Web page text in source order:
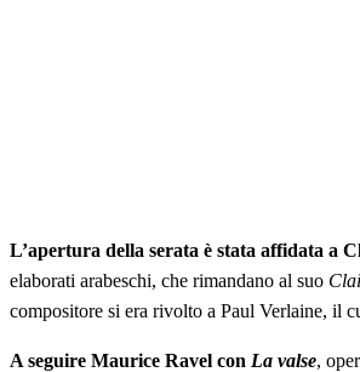
L’apertura della serata è stata affidata a
elaborati arabeschi, che rimandano al suo
compositore si era rivolto a Paul Verlaine, il
A seguire Maurice Ravel con La valse,